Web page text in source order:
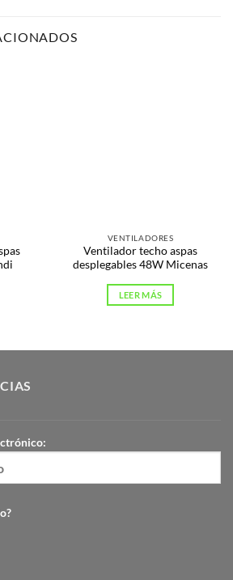
VENTILADORES
Ventilador techo aspas
desplegables 48W Micenas
LEER MÁS